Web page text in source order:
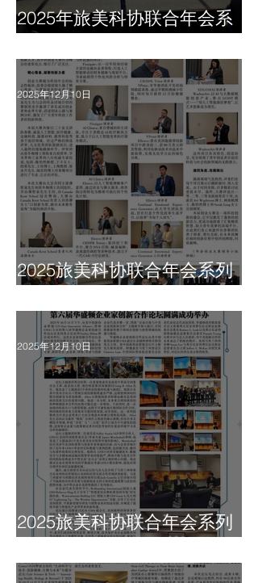
2025年旅美科协联合年会系
2025旅美科协联合年会系列
2025年12月10日
2025旅美科协联合年会系列
2025年12月10日